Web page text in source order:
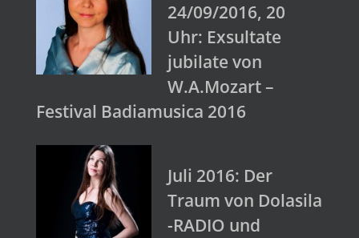
24/09/2016, 20
Uhr: Exsultate
jubilate von
W.A.Mozart –
Festival Badiamusica 2016
Juli 2016: Der
Traum von Dolasila
-RADIO und